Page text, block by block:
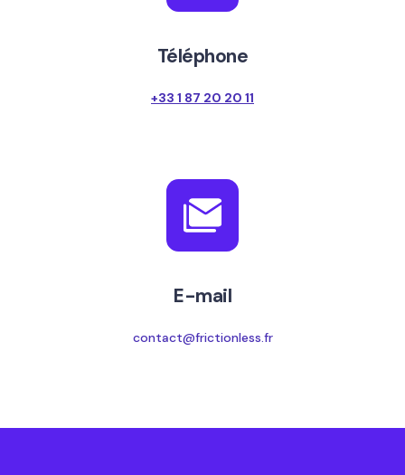
Téléphone
+33 1 87 20 20 11
E-mail
contact@frictionless.fr